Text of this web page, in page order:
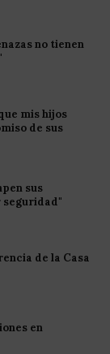
no tienen
mis hijos
de sus
sus
seguridad"
de la Casa
en